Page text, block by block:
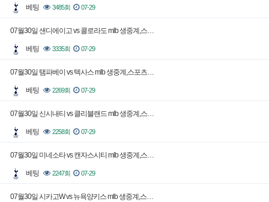
베팅 3485회 07-29
07월30일 샌디에이고 vs 콜로라도 mlb 생중계,스…
베팅 3335회 07-29
07월30일 탬파베이 vs 텍사스 mlb 생중계,스포츠…
베팅 2269회 07-29
07월30일 신시내티 vs 클리블랜드 mlb 생중계,스…
베팅 2258회 07-29
07월30일 미네소타 vs 캔자스시티 mlb 생중계,스…
베팅 2247회 07-29
07월30일 시카고W vs 뉴욕양키스 mlb 생중계,스…